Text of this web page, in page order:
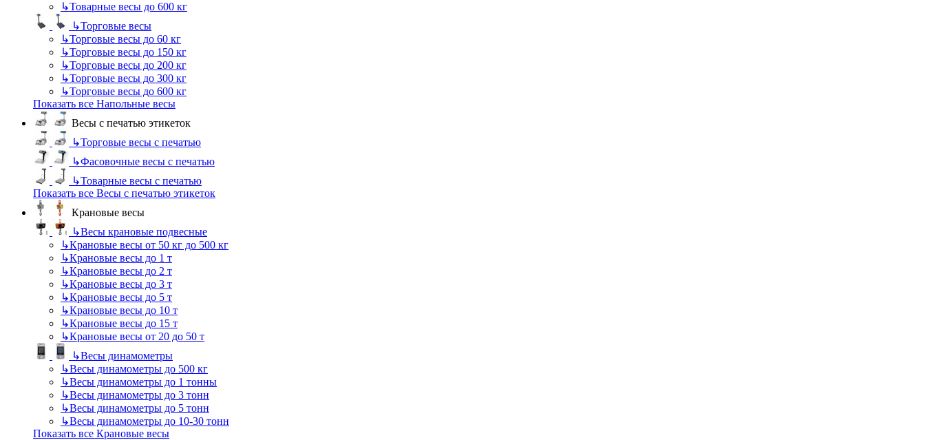
↳Товарные весы до 600 кг
↳Торговые весы
↳Торговые весы до 60 кг
↳Торговые весы до 150 кг
↳Торговые весы до 200 кг
↳Торговые весы до 300 кг
↳Торговые весы до 600 кг
Показать все Напольные весы
Весы с печатью этикеток
↳Торговые весы с печатью
↳Фасовочные весы с печатью
↳Товарные весы с печатью
Показать все Весы с печатью этикеток
Крановые весы
↳Весы крановые подвесные
↳Крановые весы от 50 кг до 500 кг
↳Крановые весы до 1 т
↳Крановые весы до 2 т
↳Крановые весы до 3 т
↳Крановые весы до 5 т
↳Крановые весы до 10 т
↳Крановые весы до 15 т
↳Крановые весы от 20 до 50 т
↳Весы динамометры
↳Весы динамометры до 500 кг
↳Весы динамометры до 1 тонны
↳Весы динамометры до 3 тонн
↳Весы динамометры до 5 тонн
↳Весы динамометры до 10-30 тонн
Показать все Крановые весы